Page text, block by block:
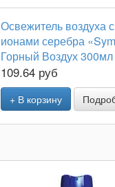
Освежитель воздуха с
ионами серебра
Горный Воздух 300мл
109.64 руб
+ В корзину